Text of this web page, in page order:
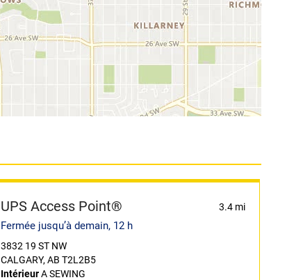
UPS Access Point® 3.4 mi
Fermée jusqu’à demain, 12 h
3832 19 ST NW
CALGARY, AB T2L2B5
IntérieurA SEWING